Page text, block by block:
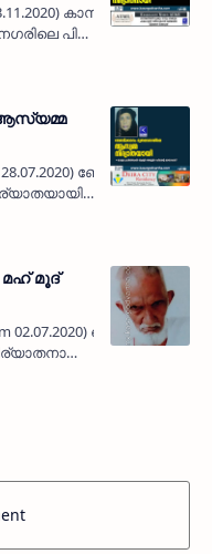
കാസര്‍കോട്
പി
സം…
ആസ്യമ്മ
ബോവിക്കാനം
…
മഹ് മൂദ്
02.07.2020) മൊഗ്രാല്‍